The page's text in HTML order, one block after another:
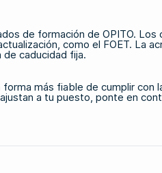
de formación de OPITO.
como el FOET. La
caducidad fija.
más fiable de cumplir con
a tu puesto, ponte en